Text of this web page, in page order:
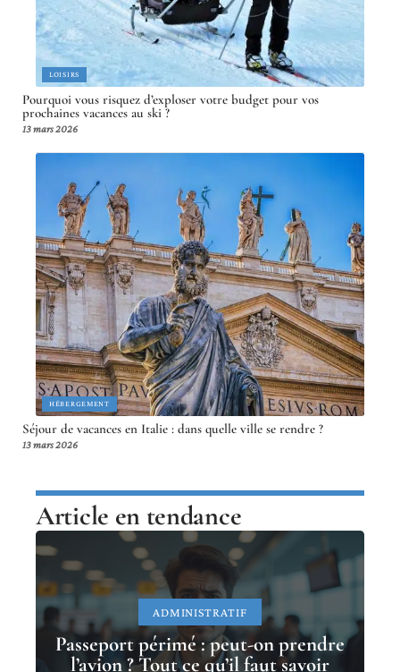
LOISIRS
Pourquoi vous risquez d’exploser votre budget pour vos
prochaines vacances au ski ?
13 mars 2026
HÉBERGEMENT
Séjour de vacances en Italie : dans quelle ville se rendre ?
13 mars 2026
Article en tendance
ADMINISTRATIF
Passeport périmé : peut-on prendre
l’avion ? Tout ce qu’il faut savoir